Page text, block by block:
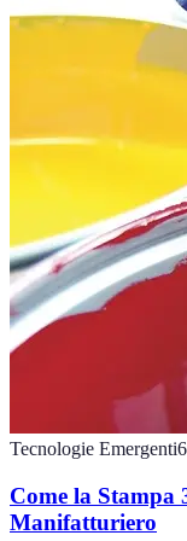
Tecnologie Emergenti6
Come la Stampa
Manifatturiero